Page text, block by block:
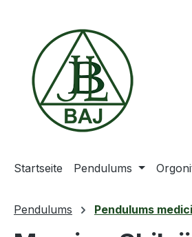
Startseite Pendulums
Pendulums Pendulums